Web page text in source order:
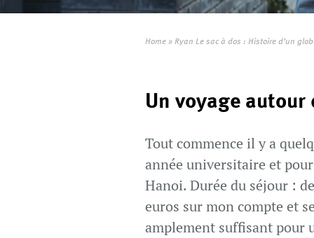
Home » Ryan Le sac à dos : Histoire d’un
Un voyage
Tout commence il y a
année universitaire et
Hanoi. Durée du séjour :
euros sur mon compte et
amplement suffisant pour